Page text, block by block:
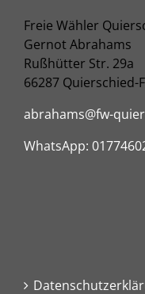
Freie Wähler
Gernot Abrahams
Rußhütter Str. 29a
66287 Quierschied-
abrahams@fw-
WhatsApp: